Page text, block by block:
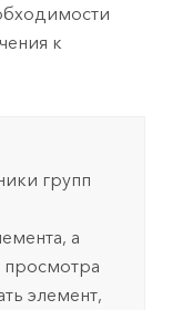
к
групп
а
просмотра
элемент,